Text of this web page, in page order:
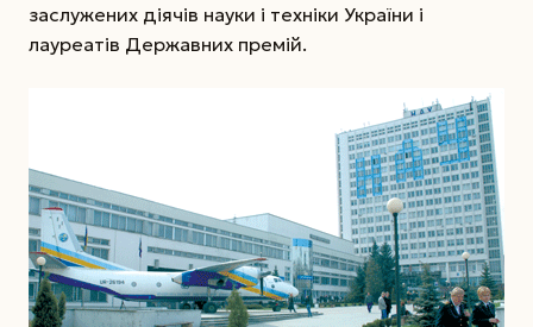
заслужених діячів науки і техніки України і
лауреатів Державних премій.